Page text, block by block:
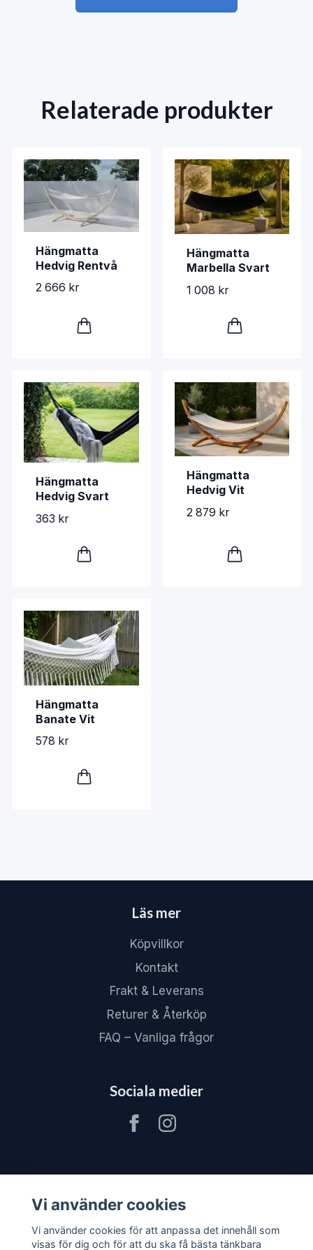
Relaterade produkter
Hängmatta
Hedvig Rentvå
2 666 kr
Hängmatta
Marbella Svart
1 008 kr
Hängmatta
Hedvig Svart
363 kr
Hängmatta
Hedvig Vit
2 879 kr
Hängmatta
Banate Vit
578 kr
Läs mer
Köpvillkor
Kontakt
Frakt & Leverans
Returer & Återköp
FAQ – Vanliga frågor
Sociala medier
Vi använder cookies
Vi använder cookies för att anpassa det innehåll som
visas för dig och för att du ska få bästa tänkbara